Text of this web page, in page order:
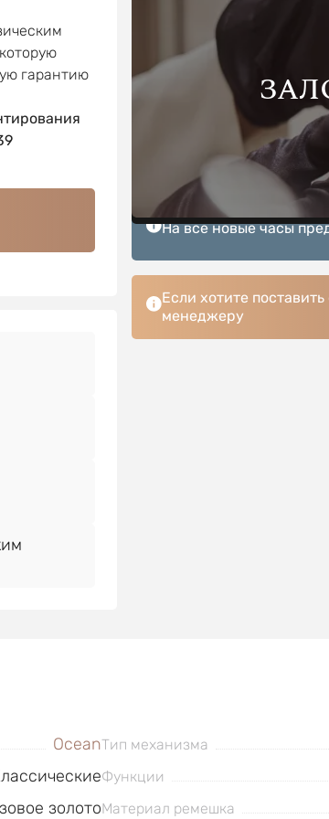
гарантию
На все новые часы
Если хотите
менеджеру
Ocean
золото
Тип механизма
Функции
Материал ремешка